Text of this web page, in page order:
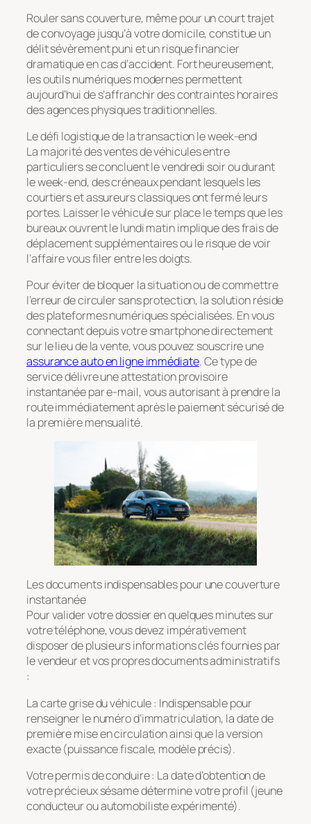
Rouler sans couverture, même pour un court trajet
de convoyage jusqu’à votre domicile, constitue un
délit sévèrement puni et un risque financier
dramatique en cas d’accident. Fort heureusement,
les outils numériques modernes permettent
aujourd’hui de s’affranchir des contraintes horaires
des agences physiques traditionnelles.
Le défi logistique de la transaction le week-end
La majorité des ventes de véhicules entre
particuliers se concluent le vendredi soir ou durant
le week-end, des créneaux pendant lesquels les
courtiers et assureurs classiques ont fermé leurs
portes. Laisser le véhicule sur place le temps que les
bureaux ouvrent le lundi matin implique des frais de
déplacement supplémentaires ou le risque de voir
l’affaire vous filer entre les doigts.
Pour éviter de bloquer la situation ou de commettre
l’erreur de circuler sans protection, la solution réside
des plateformes numériques spécialisées. En vous
connectant depuis votre smartphone directement
sur le lieu de la vente, vous pouvez souscrire une
assurance auto en ligne immédiate. Ce type de
service délivre une attestation provisoire
instantanée par e-mail, vous autorisant à prendre la
route immédiatement après le paiement sécurisé de
la première mensualité.
Les documents indispensables pour une couverture
instantanée
Pour valider votre dossier en quelques minutes sur
votre téléphone, vous devez impérativement
disposer de plusieurs informations clés fournies par
le vendeur et vos propres documents administratifs
:
La carte grise du véhicule : Indispensable pour
renseigner le numéro d’immatriculation, la date de
première mise en circulation ainsi que la version
exacte (puissance fiscale, modèle précis).
Votre permis de conduire : La date d’obtention de
votre précieux sésame détermine votre profil (jeune
conducteur ou automobiliste expérimenté).